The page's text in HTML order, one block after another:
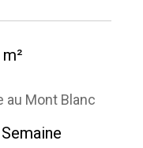
au Mont Blanc